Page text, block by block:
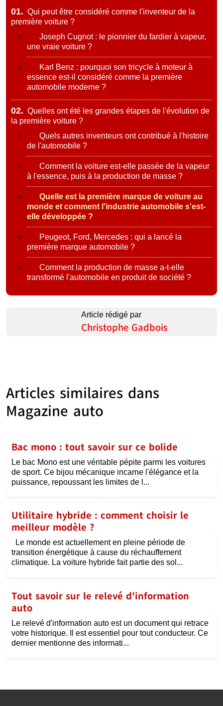
01. Qui peut être considéré comme l'inventeur de la
première voiture ?
Joseph Cugnot : le pionnier du fardier à vapeur,
une vraie voiture ?
Karl Benz : pourquoi son tricycle à moteur à
essence est-il considéré comme la première
automobile moderne ?
02. Quelles ont été les grandes étapes de l'évolution de
la première voiture ?
Quels autres inventeurs ont contribué à l'histoire
de l'automobile ?
Comment la voiture est-elle passée de la vapeur
à l'essence, puis à la production de masse ?
Quelle est la première marque de voiture au
monde et comment l'industrie automobile s'est-
elle développée ?
Peugeot, Ford, Mercedes : qui a lancé la
première marque automobile ?
Comment la production de masse a-t-elle
transformé l'automobile en produit de société ?
Article rédigé par
Christophe Gadbois
Articles similaires dans
Magazine auto
Bac mono : tout savoir sur ce bolide
Le bac Mono est une véritable pépite parmi les voitures
de sport. Ce bijou mécanique incarne l'élégance et la
puissance, repoussant les limites de l...
Utilitaire hybride : comment choisir le
meilleur modèle ?
Le monde est actuellement en pleine période de
transition énergétique à cause du réchauffement
climatique. La voiture hybride fait partie des sol...
Tout savoir sur le relevé d'information
auto
Le relevé d'information auto est un document qui retrace
votre historique. Il est essentiel pour tout conducteur. Ce
dernier mentionne des informati...